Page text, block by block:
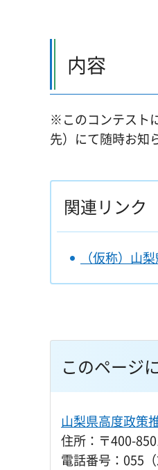
内容
※このコンテスト
先）にて随時お知
関連リンク
（仮称）山
このページ
山梨県高度政策
住所：〒400-
電話番号：055